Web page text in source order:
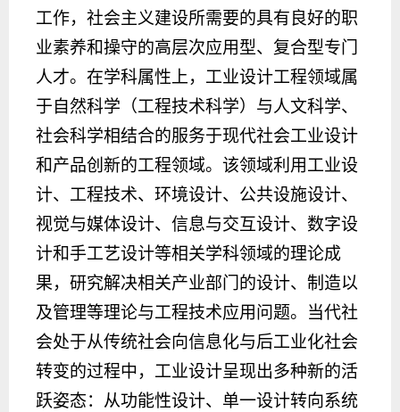
工作，社会主义建设所需要的具有良好的职
业素养和操守的高层次应用型、复合型专门
人才。在学科属性上，工业设计工程领域属
于自然科学（工程技术科学）与人文科学、
社会科学相结合的服务于现代社会工业设计
和产品创新的工程领域。该领域利用工业设
计、工程技术、环境设计、公共设施设计、
视觉与媒体设计、信息与交互设计、数字设
计和手工艺设计等相关学科领域的理论成
果，研究解决相关产业部门的设计、制造以
及管理等理论与工程技术应用问题。当代社
会处于从传统社会向信息化与后工业化社会
转变的过程中，工业设计呈现出多种新的活
跃姿态：从功能性设计、单一设计转向系统